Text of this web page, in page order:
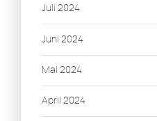
Juli 2024
Juni 2024
Mai 2024
April 2024